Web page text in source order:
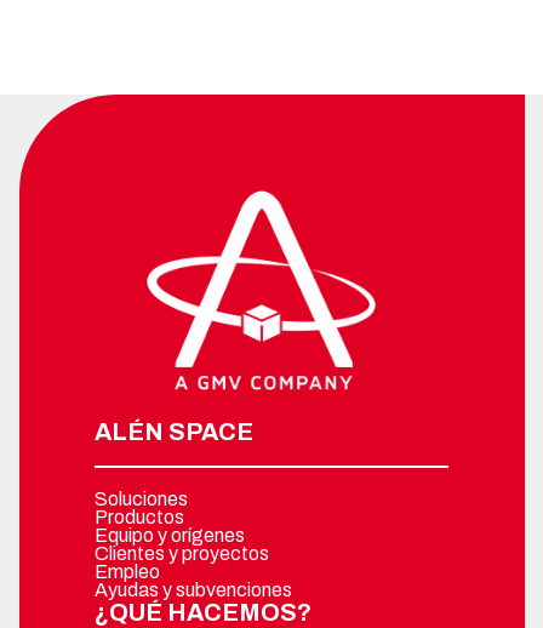
ALÉN SPACE
Soluciones
Productos
Equipo y orígenes
Clientes y proyectos
Empleo
Ayudas y subvenciones
¿QUÉ HACEMOS?